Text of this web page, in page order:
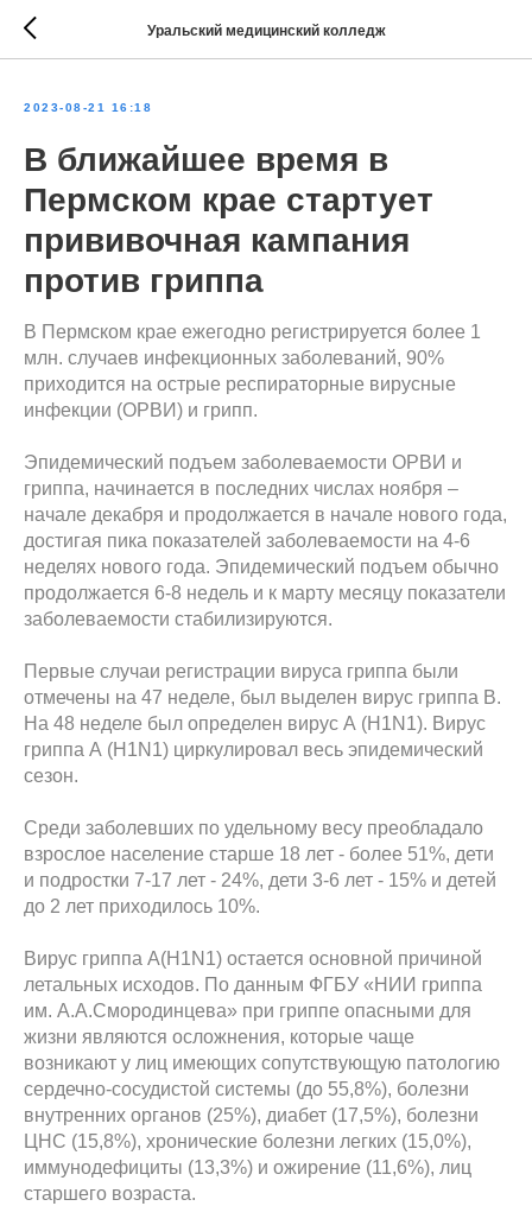
Уральский медицинский колледж
2023-08-21 16:18
В ближайшее время в
Пермском крае стартует
прививочная кампания
против гриппа
В Пермском крае ежегодно регистрируется более 1
млн. случаев инфекционных заболеваний, 90%
приходится на острые респираторные вирусные
инфекции (ОРВИ) и грипп.
Эпидемический подъем заболеваемости ОРВИ и
гриппа, начинается в последних числах ноября –
начале декабря и продолжается в начале нового года,
достигая пика показателей заболеваемости на 4-6
неделях нового года. Эпидемический подъем обычно
продолжается 6-8 недель и к марту месяцу показатели
заболеваемости стабилизируются.
Первые случаи регистрации вируса гриппа были
отмечены на 47 неделе, был выделен вирус гриппа В.
На 48 неделе был определен вирус А (H1N1). Вирус
гриппа А (H1N1) циркулировал весь эпидемический
сезон.
Среди заболевших по удельному весу преобладало
взрослое население старше 18 лет - более 51%, дети
и подростки 7-17 лет - 24%, дети 3-6 лет - 15% и детей
до 2 лет приходилось 10%.
Вирус гриппа A(H1N1) остается основной причиной
летальных исходов. По данным ФГБУ «НИИ гриппа
им. А.А.Смородинцева» при гриппе опасными для
жизни являются осложнения, которые чаще
возникают у лиц имеющих сопутствующую патологию
сердечно-сосудистой системы (до 55,8%), болезни
внутренних органов (25%), диабет (17,5%), болезни
ЦНС (15,8%), хронические болезни легких (15,0%),
иммунодефициты (13,3%) и ожирение (11,6%), лиц
старшего возраста.